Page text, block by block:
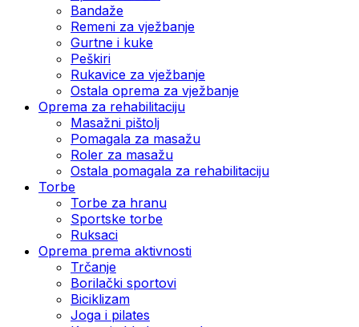
Bandaže
Remeni za vježbanje
Gurtne i kuke
Peškiri
Rukavice za vježbanje
Ostala oprema za vježbanje
Oprema za rehabilitaciju
Masažni pištolj
Pomagala za masažu
Roler za masažu
Ostala pomagala za rehabilitaciju
Torbe
Torbe za hranu
Sportske torbe
Ruksaci
Oprema prema aktivnosti
Trčanje
Borilački sportovi
Biciklizam
Joga i pilates